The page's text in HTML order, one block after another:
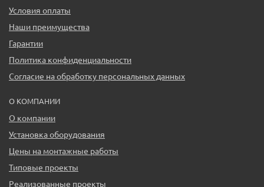
Условия оплаты
Наши преимущества
Гарантии
Политика конфиденциальности
Согласие на обработку персональных данных
О КОМПАНИИ
О компании
Установка оборудования
Цены на монтажные работы
Типовые проекты
Реализованные проекты